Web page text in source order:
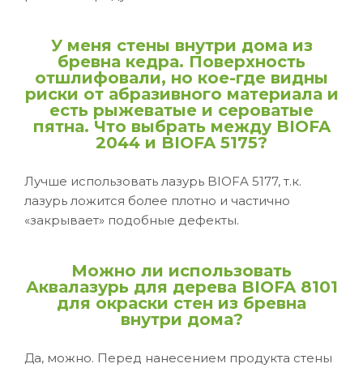
У меня стены внутри дома из
бревна кедра. Поверхность
отшлифовали, но кое-где видны
риски от абразивного материала и
есть рыжеватые и сероватые
пятна. Что выбрать между BIOFA
2044 и BIOFA 5175?
Лучше использовать лазурь BIOFA 5177, т.к.
лазурь ложится более плотно и частично
«закрывает» подобные дефекты.
Можно ли использовать
Аквалазурь для дерева BIOFA 8101
для окраски стен из бревна
внутри дома?
Да, можно. Перед нанесением продукта стены